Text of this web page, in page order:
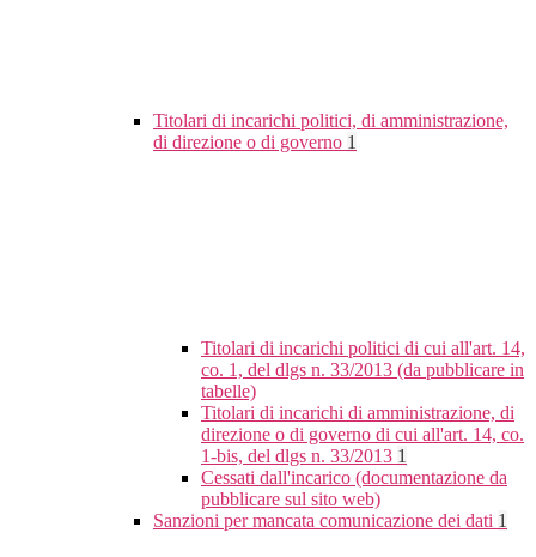
Titolari di incarichi politici, di amministrazione,
di direzione o di governo 1
Titolari di incarichi politici di cui all'art. 14,
co. 1, del dlgs n. 33/2013 (da pubblicare in
tabelle)
Titolari di incarichi di amministrazione, di
direzione o di governo di cui all'art. 14, co.
1-bis, del dlgs n. 33/2013 1
Cessati dall'incarico (documentazione da
pubblicare sul sito web)
Sanzioni per mancata comunicazione dei dati 1